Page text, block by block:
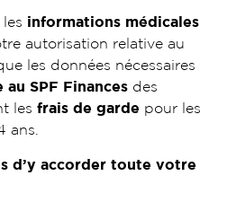
informations médicales
autorisation relative au
les données nécessaires
SPF Finances des
les frais de garde pour les
ans.
d’y accorder toute votre